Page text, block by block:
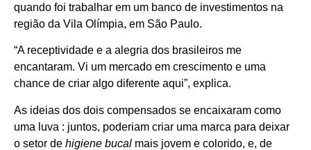
quando foi trabalhar em um banco de investimentos na
região da Vila Olímpia, em São Paulo.
“A receptividade e a alegria dos brasileiros me
encantaram. Vi um mercado em crescimento e uma
chance de criar algo diferente aqui”, explica.
As ideias dos dois compensados ​​se encaixaram como
uma luva : juntos, poderiam criar uma marca para deixar
o setor de higiene bucal mais jovem e colorido, e, de